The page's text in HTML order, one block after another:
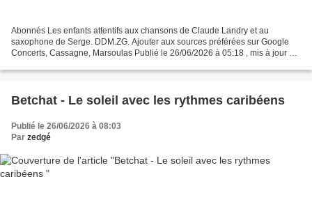
Abonnés Les enfants attentifs aux chansons de Claude Landry et au
saxophone de Serge. DDM.ZG. Ajouter aux sources préférées sur Google
Concerts, Cassagne, Marsoulas Publié le 26/06/2026 à 05:18 , mis à jour à
Betchat - Le soleil avec les rythmes caribéens
Publié le 26/06/2026 à 08:03
Par zedgé